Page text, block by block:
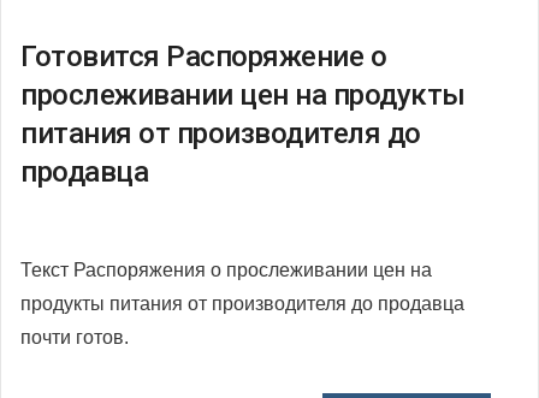
Готовится Распоряжение о
прослеживании цен на продукты
питания от производителя до
продавца
Текст Распоряжения о прослеживании цен на
продукты питания от производителя до продавца
почти готов.